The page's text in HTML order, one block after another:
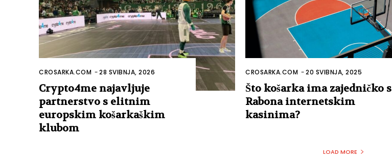
CROSARKA.COM -28 SVIBNJA, 2026
Crypto4me najavljuje
partnerstvo s elitnim
europskim košarkaškim
klubom
CROSARKA.COM -20 SVIBNJA, 2025
Što košarka ima zajedničko s
Rabona internetskim
kasinima?
LOAD MORE